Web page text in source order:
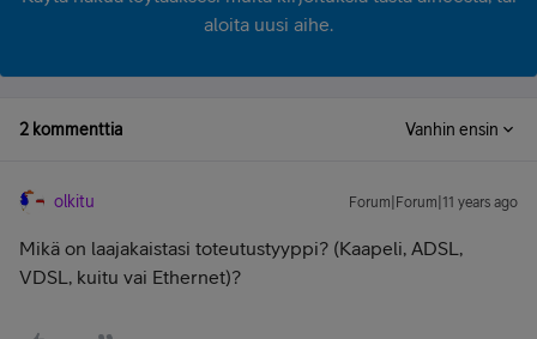
aloita uusi aihe.
2 kommenttia Vanhin ensin
olkitu Forum|Forum|11 years ago
Mikä on laajakaistasi toteutustyyppi? (Kaapeli, ADSL,
VDSL, kuitu vai Ethernet)?